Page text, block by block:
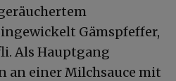
Gämspfeffer,
Als Hauptgang
an einer Milchsauce mit